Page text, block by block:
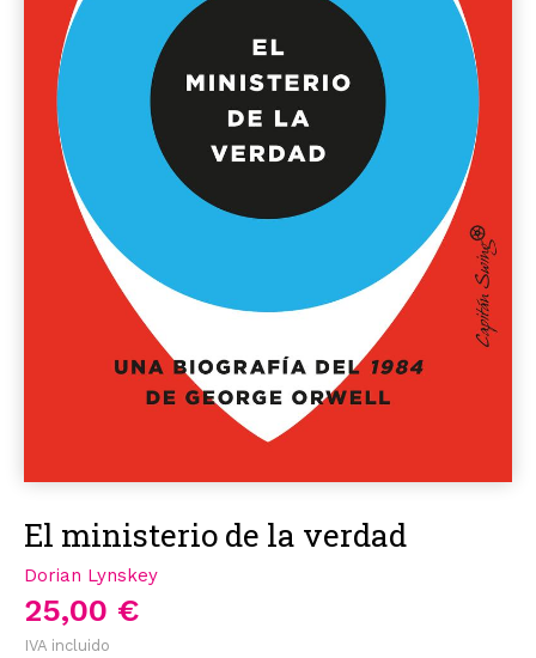
El ministerio de la verdad
Dorian Lynskey
25,00 €
IVA incluido